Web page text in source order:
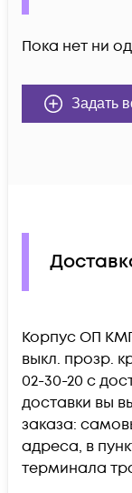
Пока нет ни
Задать
Корпус ОП
выкл. прозр.
02-30-20 c
доставки вы
заказа:
адреса, в
терминала